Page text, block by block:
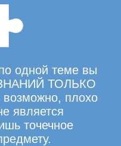
одной теме вы
ЗНАНИЙ ТОЛЬКО
плохо
является
точечное